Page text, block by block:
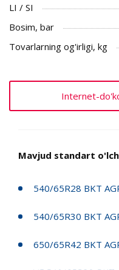
LI / SI
Bosim, bar
Tovarlarning og'irligi, kg
Internet-
Mavjud standart
540/65R28 BKT
540/65R30 BKT
650/65R42 BKT